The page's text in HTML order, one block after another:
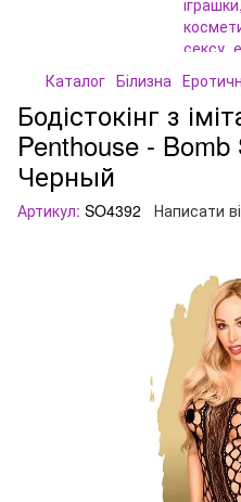
Каталог Білизна
Бодістокінг з
Penthouse -
Черный
Артикул: SO4392 Написати